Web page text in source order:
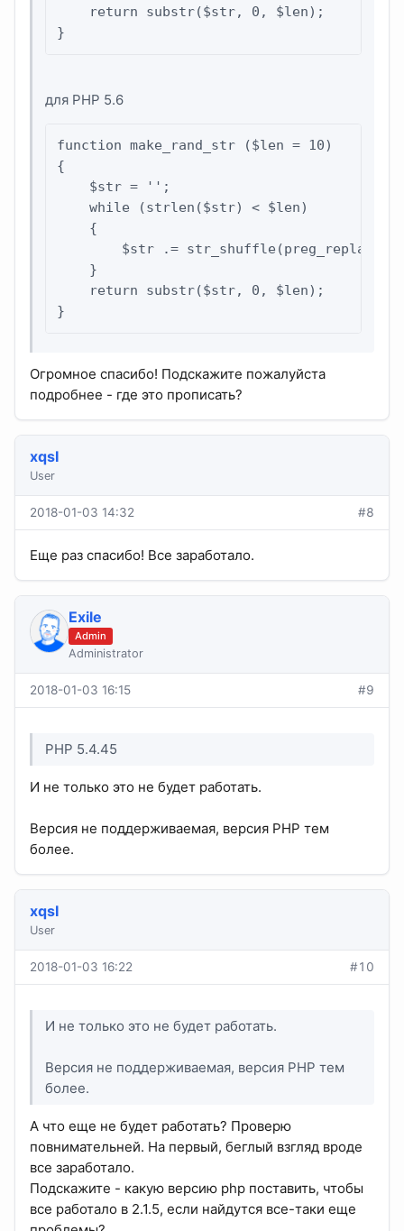
    return substr($str, 0, $len);
}
для PHP 5.6
function make_rand_str ($len = 10)
{
    $str = '';
    while (strlen($str) < $len)
    {
$str .=
    }
    return substr($str, 0, $len);
}
Огромное спасибо! Подскажите пожалуйста
подробнее - где это прописать?
xqsI
User
2018-01-03 14:32 #8
Еще раз спасибо! Все заработало.
Exile
Admin
Administrator
2018-01-03 16:15 #9
PHP 5.4.45
И не только это не будет работать.
Версия не поддерживаемая, версия PHP тем
более.
xqsI
User
2018-01-03 16:22 #10
И не только это не будет работать.
Версия не поддерживаемая, версия PHP тем
более.
А что еще не будет работать? Проверю
повнимательней. На первый, беглый взгляд вроде
все заработало.
Подскажите - какую версию php поставить, чтобы
все работало в 2.1.5, если найдутся все-таки еще